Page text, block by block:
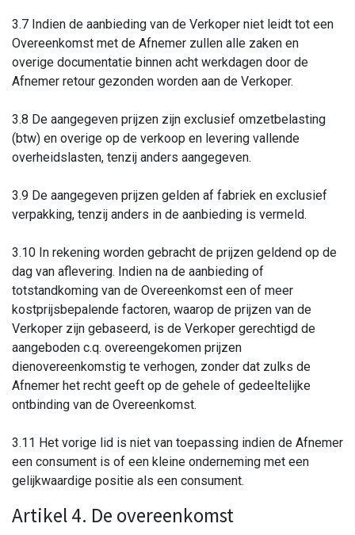
3.7 Indien de aanbieding van de Verkoper niet leidt tot een
Overeenkomst met de Afnemer zullen alle zaken en
overige documentatie binnen acht werkdagen door de
Afnemer retour gezonden worden aan de Verkoper.
3.8 De aangegeven prijzen zijn exclusief omzetbelasting
(btw) en overige op de verkoop en levering vallende
overheidslasten, tenzij anders aangegeven.
3.9 De aangegeven prijzen gelden af fabriek en exclusief
verpakking, tenzij anders in de aanbieding is vermeld.
3.10 In rekening worden gebracht de prijzen geldend op de
dag van aflevering. Indien na de aanbieding of
totstandkoming van de Overeenkomst een of meer
kostprijsbepalende factoren, waarop de prijzen van de
Verkoper zijn gebaseerd, is de Verkoper gerechtigd de
aangeboden c.q. overeengekomen prijzen
dienovereenkomstig te verhogen, zonder dat zulks de
Afnemer het recht geeft op de gehele of gedeeltelijke
ontbinding van de Overeenkomst.
3.11 Het vorige lid is niet van toepassing indien de Afnemer
een consument is of een kleine onderneming met een
gelijkwaardige positie als een consument.
Artikel 4. De overeenkomst